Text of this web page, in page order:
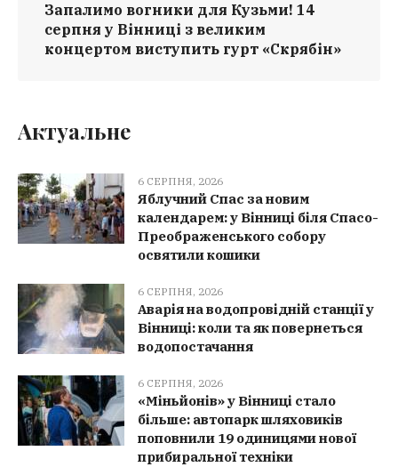
Запалимо вогники для Кузьми! 14
серпня у Вінниці з великим
концертом виступить гурт «Скрябін»
Актуальне
6 СЕРПНЯ, 2026
Яблучний Спас за новим
календарем: у Вінниці біля Спасо-
Преображенського собору
освятили кошики
6 СЕРПНЯ, 2026
Аварія на водопровідній станції у
Вінниці: коли та як повернеться
водопостачання
6 СЕРПНЯ, 2026
«Міньйонів» у Вінниці стало
більше: автопарк шляховиків
поповнили 19 одиницями нової
прибиральної техніки